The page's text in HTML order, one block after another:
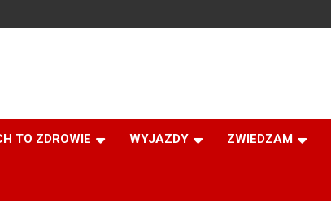
TO ZDROWIE WYJAZDY ZWIEDZAM